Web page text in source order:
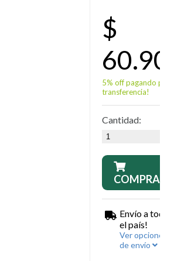
$
5% off pagando por
transferencia!
Cantidad:
COMPRAR
Envío a todo
el país!
Ver opciones
de envío